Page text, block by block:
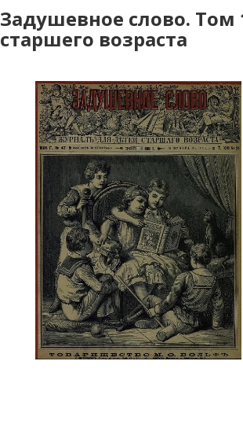
Задушевное слово. Том
старшего возраста